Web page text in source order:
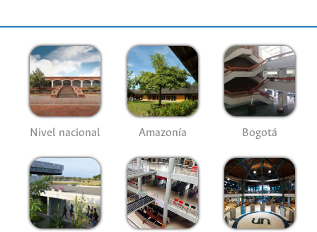
Nivel nacional Amazonía Bogotá